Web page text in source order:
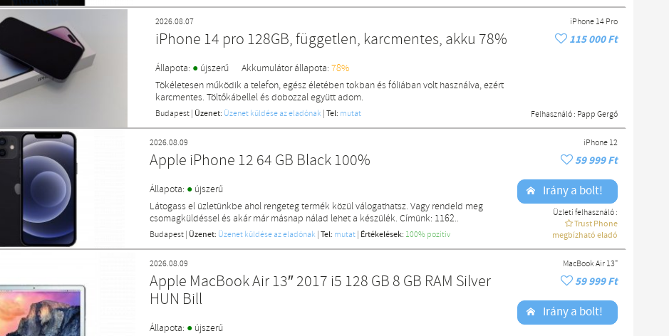
2026.08.07
iPhone 14 pro 128GB, független, karcmentes, akku 78%
Állapota: ● újszerű Akkumulátor állapota: 78%
Tökéletesen működik a telefon, egész életében tokban és fóliában volt használva, ezért
karcmentes. Töltőkábellel és dobozzal együtt adom.
Budapest Üzenet: Üzenet küldése az eladónak Tel: mutat
iPhone 14 Pro
115 000 Ft
Felhasználó : Papp Gergő
2026.08.09
Apple iPhone 12 64 GB Black 100%
Állapota: ● újszerű
Látogass el üzletünkbe ahol rengeteg termék közül válogathatsz. Vagy rendeld meg
csomagküldéssel és akár már másnap nálad lehet a készülék. Címünk: 1162..
Budapest Üzenet: Üzenet küldése az eladónak Tel: mutat Értékelések: 100% pozítiv
iPhone 12
59 999 Ft
Irány a bolt!
Üzleti felhasználó :
Trust Phone
megbízható eladó
2026.08.09
Apple MacBook Air 13″ 2017 i5 128 GB 8 GB RAM Silver
HUN Bill
Állapota: ● újszerű
MacBook Air 13"
59 999 Ft
Irány a bolt!